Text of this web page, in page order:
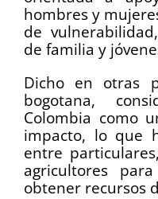
hombres y
de
de familia y
Dicho en otras
bogotana,
Colombia como
impacto, lo que
entre
agricultores
obtener recursos